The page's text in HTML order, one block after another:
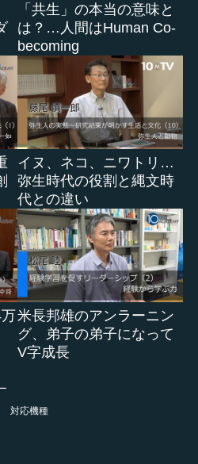
「共生」の本当の意味と
は？…人間はHuman Co-
becoming
イヌ、ネコ、ニワトリ…
弥生時代の役割と縄文時
代との違い
米長邦雄のアンラーニン
グ、弟子の弟子になって
V字成長
対応機種